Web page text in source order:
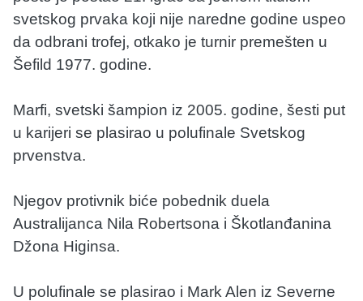
svetskog prvaka koji nije naredne godine uspeo
da odbrani trofej, otkako je turnir premešten u
Šefild 1977. godine.
Marfi, svetski šampion iz 2005. godine, šesti put
u karijeri se plasirao u polufinale Svetskog
prvenstva.
Njegov protivnik biće pobednik duela
Australijanca Nila Robertsona i Škotlanđanina
Džona Higinsa.
U polufinale se plasirao i Mark Alen iz Severne